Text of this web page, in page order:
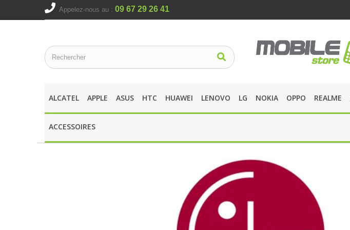
Appelez-nous au : 09 67 29 26 41
ALCATEL APPLE ASUS HTC HUAWEI LENOVO LG NOKIA OPPO REALME
ACCESSOIRES